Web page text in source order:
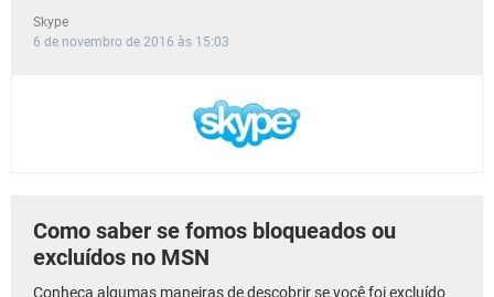
Skype
6 de novembro de 2016 às 15:03
Como saber se fomos bloqueados ou
excluídos no MSN
Conheça algumas maneiras de descobrir se você foi excluído